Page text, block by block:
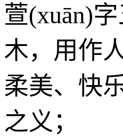
萱(xuān)
木，用作
柔美、快
之义；